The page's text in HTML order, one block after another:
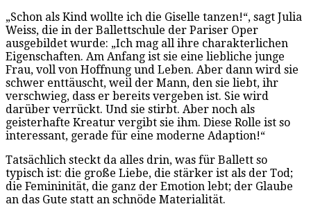
„Schon als Kind wollte ich die Giselle tanzen!“, sagt Julia
Weiss, die in der Ballettschule der Pariser Oper
ausgebildet wurde: „Ich mag all ihre charakterlichen
Eigenschaften. Am Anfang ist sie eine liebliche junge
Frau, voll von Hoffnung und Leben. Aber dann wird sie
schwer enttäuscht, weil der Mann, den sie liebt, ihr
verschwieg, dass er bereits vergeben ist. Sie wird
darüber verrückt. Und sie stirbt. Aber noch als
geisterhafte Kreatur vergibt sie ihm. Diese Rolle ist so
interessant, gerade für eine moderne Adaption!“
Tatsächlich steckt da alles drin, was für Ballett so
typisch ist: die große Liebe, die stärker ist als der Tod;
die Femininität, die ganz der Emotion lebt; der Glaube
an das Gute statt an schnöde Materialität.